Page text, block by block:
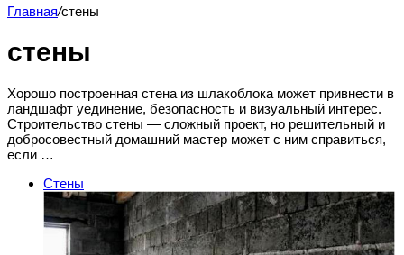
Главная/стены
стены
Хорошо построенная стена из шлакоблока может привнести в
ландшафт уединение, безопасность и визуальный интерес.
Строительство стены — сложный проект, но решительный и
добросовестный домашний мастер может с ним справиться,
если …
Стены